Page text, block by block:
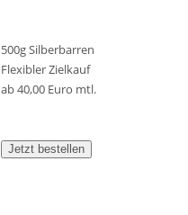
500g Silberbarren
Flexibler Zielkauf
ab 40,00 Euro mtl.
Jetzt bestellen